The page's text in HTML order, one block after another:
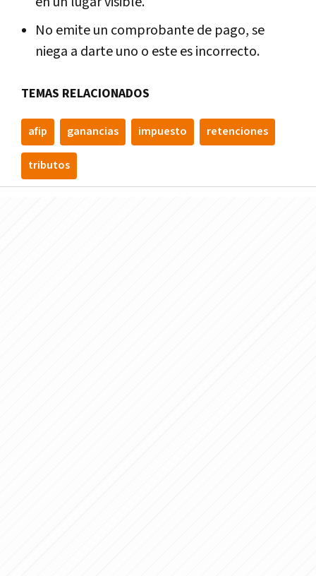
No emite un comprobante de pago, se
niega a darte uno o este es incorrecto.
TEMAS RELACIONADOS
afip ganancias impuesto retenciones
tributos